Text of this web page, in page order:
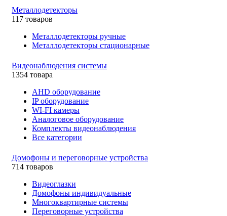
Металлодетекторы
117 товаров
Металлодетекторы ручные
Металлодетекторы стационарные
Видеонаблюдения cистемы
1354 товара
AHD оборудование
IP оборудование
WI-FI камеры
Аналоговое оборудование
Комплекты видеонаблюдения
Все категории
Домофоны и переговорные устройства
714 товаров
Видеоглазки
Домофоны индивидуальные
Многоквартирные системы
Переговорные устройства